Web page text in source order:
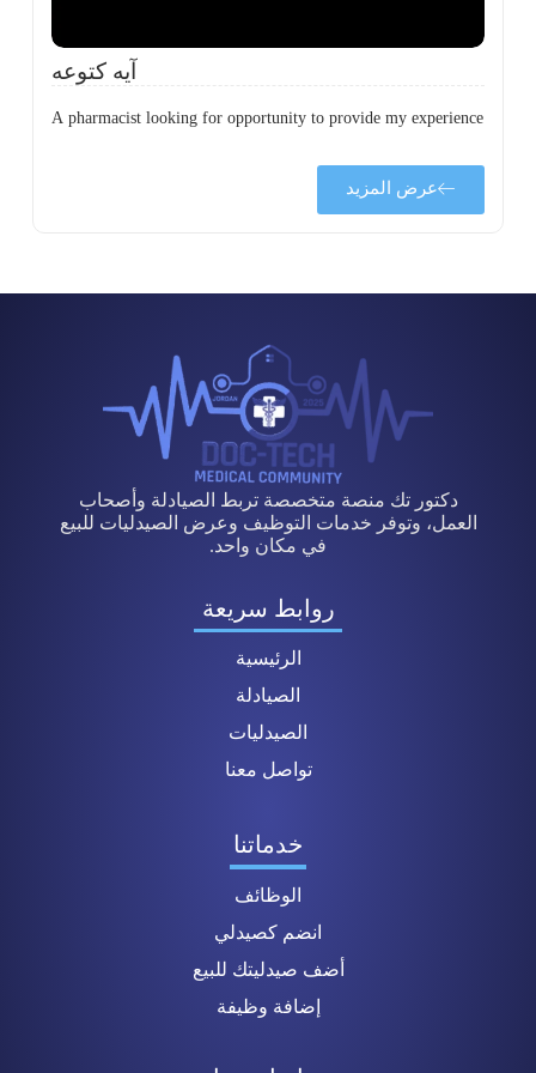
آيه كتوعه
A pharmacist looking for opportunity to provide my experience
عرض المزيد
دكتور تك منصة متخصصة تربط الصيادلة وأصحاب
العمل، وتوفر خدمات التوظيف وعرض الصيدليات للبيع
في مكان واحد.
روابط سريعة
الرئيسية
الصيادلة
الصيدليات
تواصل معنا
خدماتنا
الوظائف
انضم كصيدلي
أضف صيدليتك للبيع
إضافة وظيفة